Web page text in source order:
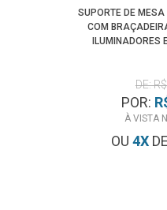
SUPORTE DE
COM
ILUMINADORES
DE:
POR:
À VISTA
OU4X DE